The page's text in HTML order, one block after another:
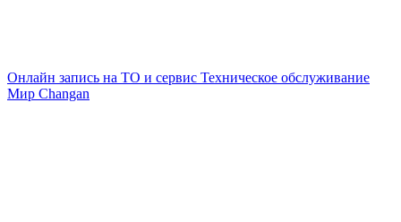
Онлайн запись на ТО и сервис Техническое обслуживание
Мир Changan